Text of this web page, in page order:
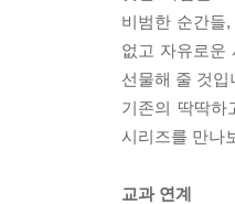
비범한 순간들
없고 자유로운
선물해 줄 것입
기존의 딱딱
시리즈를 만나
교과 연계